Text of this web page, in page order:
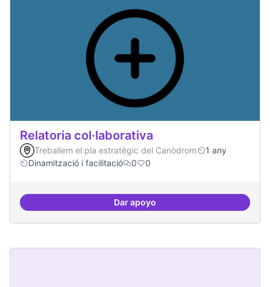
Relatoria col·laborativa
Treballem el pla estratègic del Canòdrom
1 any
Dinamització i facilitació
0 0
Dar apoyoRelatoria col·laborativa